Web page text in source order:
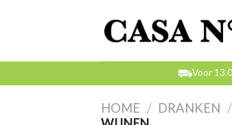
Voor
HOME / DRANKEN /